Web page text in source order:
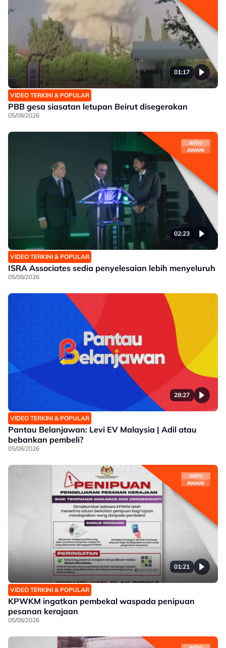
01:17
VIDEO TERKINI & POPULAR
PBB gesa siasatan letupan Beirut disegerakan
05/08/2026
02:23
VIDEO TERKINI & POPULAR
ISRA Associates sedia penyelesaian lebih menyeluruh
05/08/2026
28:27
VIDEO TERKINI & POPULAR
Pantau Belanjawan: Levi EV Malaysia | Adil atau
bebankan pembeli?
05/08/2026
01:21
VIDEO TERKINI & POPULAR
KPWKM ingatkan pembekal waspada penipuan
pesanan kerajaan
05/08/2026